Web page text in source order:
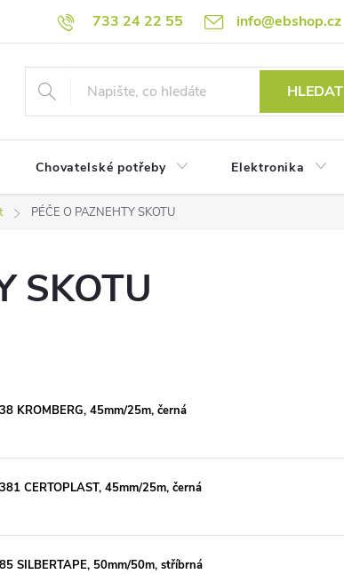
733 24 22 55 info@ebshop.cz
HLEDAT
Chovatelské potřeby Elektronika
PÉČE O PAZNEHTY SKOTU
SKOTU
KROMBERG, 45mm/25m, černá
CERTOPLAST, 45mm/25m, černá
SILBERTAPE, 50mm/50m, stříbrná